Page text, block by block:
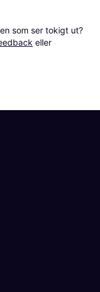
som ser tokigt ut?
eller